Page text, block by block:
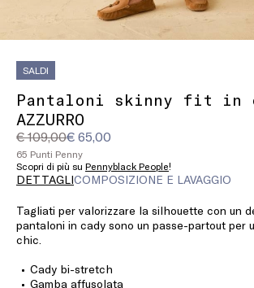
SALDI
Pantaloni skinny fit in
AZZURRO
€ 109,00€ 65,00
Prezzo
originale
€
109,00
Prezzo
corrente
€
65,00
65 Punti Penny
Scopri di più su Pennyblack People!
DETTAGLICOMPOSIZIONE E LAVAGGIO
Tagliati per valorizzare la silhouette con un
pantaloni in cady sono un passe-partout per
chic.
Cady bi-stretch
Gamba affusolata